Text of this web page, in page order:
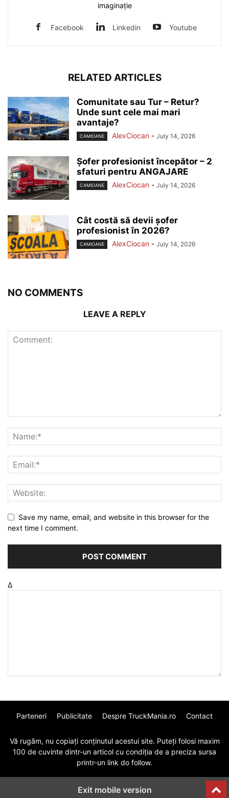
imaginație
Facebook Linkedin Youtube
RELATED ARTICLES
Comunitate sau Tur – Retur?
Unde sunt cele mai mari
avantaje?
CAMIOANE AlexCiocan - July 14, 2026
Șofer profesionist începător – 2
sfaturi pentru ANGAJARE
CAMIOANE AlexCiocan - July 14, 2026
Cât costă să devii șofer
profesionist în 2026?
CAMIOANE AlexCiocan - July 14, 2026
NO COMMENTS
LEAVE A REPLY
Save my name, email, and website in this browser for the
next time I comment.
Δ
Parteneri Publicitate Despre TruckMania.ro Contact
Vă rugăm, nu copiați conținutul acestui site. Puteți folosi maxim
100 de cuvinte dintr-un articol cu condiția de a preciza sursa
printr-un link do follow.
Exit mobile version